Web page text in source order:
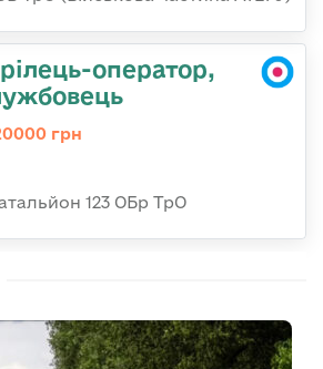
оператор,
грн
123 ОБр ТрО